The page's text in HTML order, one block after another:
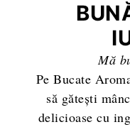
Mă
Pe Bucate
să gătești
delicioase cu